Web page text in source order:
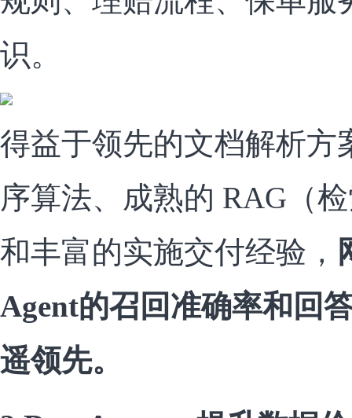
识。
得益于领先的文档解析方
序算法、成熟的 RAG（
和丰富的实施交付经验，
Agent的召回准确率和回
遥领先。